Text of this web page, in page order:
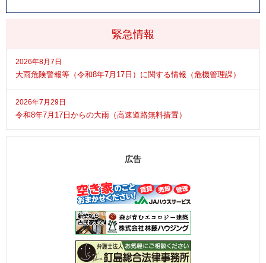
緊急情報
2026年8月7日
大雨危険警報等（令和8年7月17日）に関する情報（危機管理課）
2026年7月29日
令和8年7月17日からの大雨（高速道路無料措置）
広告